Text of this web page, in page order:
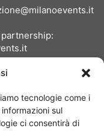
tecnologie come i
sul
ci consentirà di